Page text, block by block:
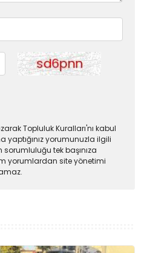
Topluluk Kuralları'nı kabul
yaptığınız yorumunuzla ilgili
tek başınıza
yorumlardan site yönetimi